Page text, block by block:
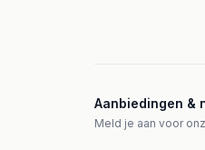
Aanbiedingen &
Meld je aan voor